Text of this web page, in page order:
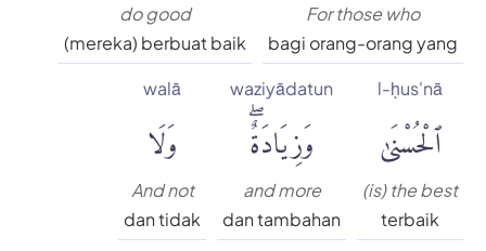
For those who
bagi orang-orang yang
do good
(mereka) berbuat baik
l-ḥus'nā
ٱلْحُسْنَىٰ
(is) the best
terbaik
waziyādatun
وَزِيَادَةٌۖ
and more
dan tambahan
walā
وَلَا
And not
dan tidak